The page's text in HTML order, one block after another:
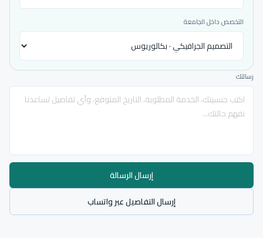
التخصص داخل الجامعة
رسالتك
إرسال الرسالة
إرسال التفاصيل عبر واتساب